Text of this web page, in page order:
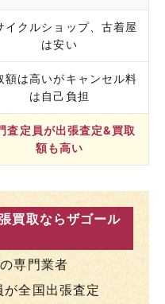
イクルショップ、古着屋
は安い
額は高いがキャンセル料
は自己負担
査定員が出張査定&買取
額も高い
買取ならザゴール
専門業者
全国出張査定